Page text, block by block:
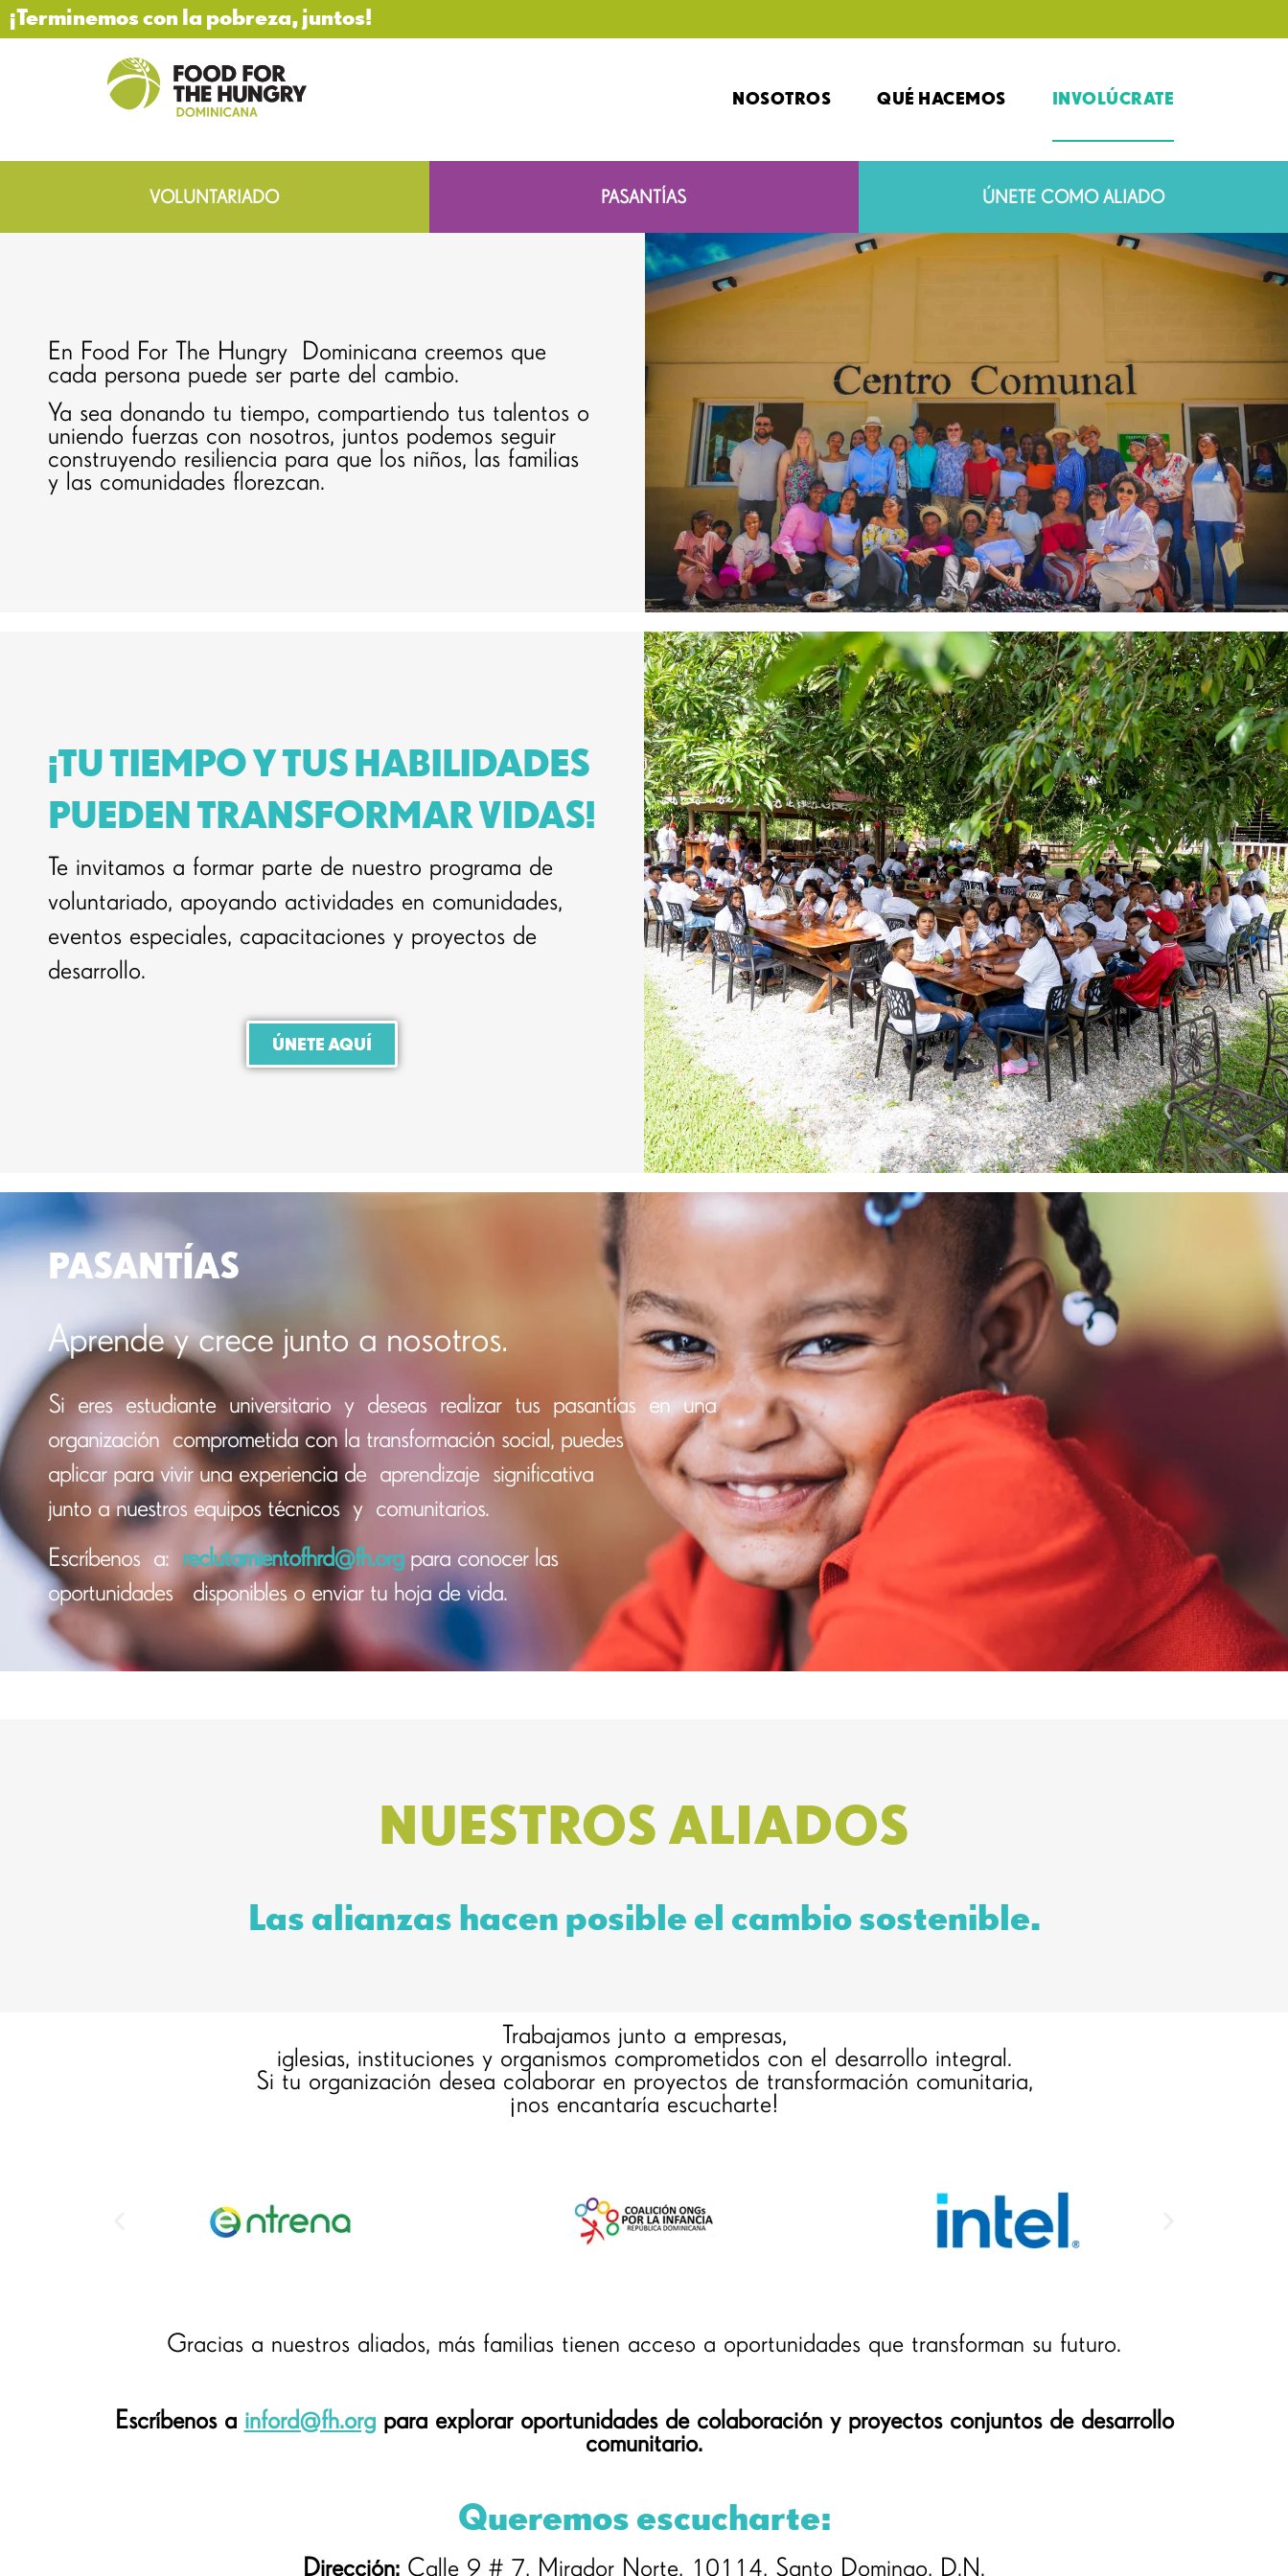
¡Terminemos con la pobreza, juntos!
NOSOTROS QUÉ HACEMOS INVOLÚCRATE
VOLUNTARIADO PASANTÍAS ÚNETE COMO ALIADO
En Food For The Hungry Dominicana creemos que
cada persona puede ser parte del cambio.
Ya sea donando tu tiempo, compartiendo tus talentos o
uniendo fuerzas con nosotros, juntos podemos seguir
construyendo resiliencia para que los niños, las familias
y las comunidades florezcan.
¡TU TIEMPO Y TUS HABILIDADES
PUEDEN TRANSFORMAR VIDAS!
Te invitamos a formar parte de nuestro programa de
voluntariado, apoyando actividades en comunidades,
eventos especiales, capacitaciones y proyectos de
desarrollo.
ÚNETE AQUÍ
PASANTÍAS
Aprende y crece junto a nosotros.
Sieres estudiante universitario y deseas realizar tus pasantías en una
organización comprometidacon la transformación social, puedes
aplicar para vivir una experienciade aprendizaje significativa
junto a nuestros equipos técnicosy comunitarios.
Escríbenos a: reclutamientofhrd@fh.org para conocer las
oportunidades disponibles o enviar tu hoja de vida.
NUESTROS ALIADOS
Las alianzas hacen posible el cambio sostenible.
Trabajamos junto a empresas,
iglesias, instituciones y organismos comprometidos con el desarrollo integral.
Si tu organización desea colaborar en proyectos de transformación comunitaria,
¡nos encantaría escucharte!
Gracias a nuestros aliados, más familias tienen acceso a oportunidades que transforman su futuro.
Escríbenos a inford@fh.orgpara explorar oportunidades de colaboración y proyectos conjuntos de desarrollo
comunitario.
Queremos escucharte:
Dirección: Calle 9 # 7, Mirador Norte, 10114, Santo Domingo, D.N.